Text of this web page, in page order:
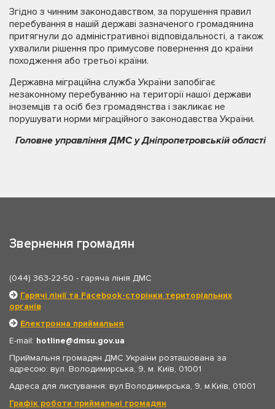
Згідно з чинним законодавством, за порушення правил
перебування в нашій державі зазначеного громадянина
притягнули до адміністративної відповідальності, а також
ухвалили рішення про примусове повернення до країни
походження або третьої країни.
Державна міграційна служба України запобігає
незаконному перебуванню на території нашої держави
іноземців та осіб без громадянства і закликає не
порушувати норми міграційного законодавства України.
Головне управління ДМС у Дніпропетровській області
Звернення громадян
(044) 363-22-50 - гаряча лінія ДМС
Гарячі лінії та Facebook-сторінки територіальних
органів
Електронна приймальня
E-mail: hotline
dmsu.gov.ua
Приймальня громадян ДМС України розташована за
адресою: вул. Володимирська, 9, м. Київ, 01001
Адреса для листування: вул.Володимирська, 9, м.Київ, 01001
Графік роботи приймальні громадян